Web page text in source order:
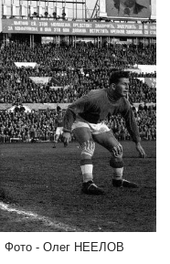
Фото - Олег НЕЕЛОВ